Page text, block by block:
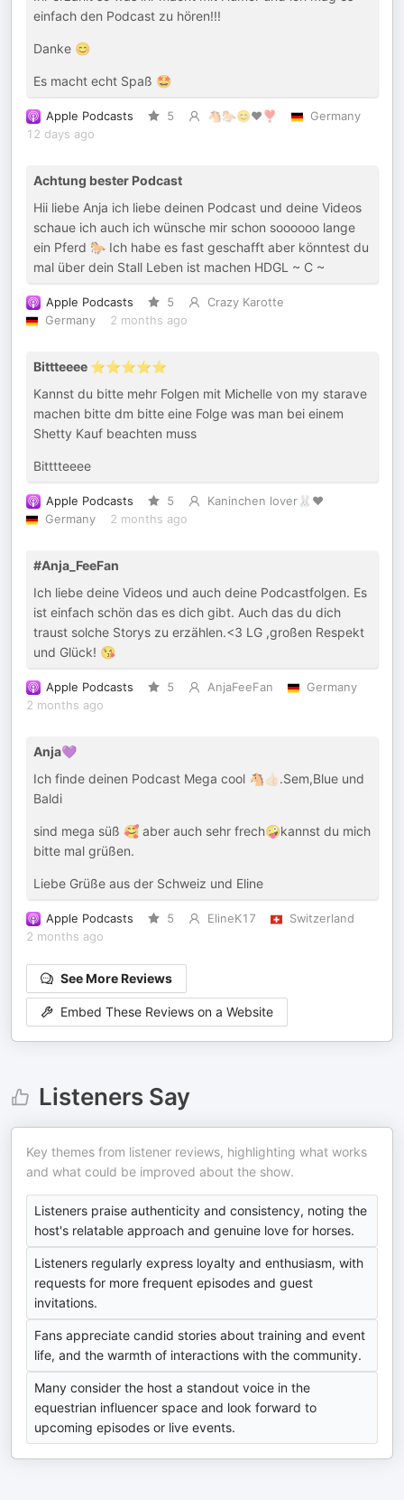
einfach den Podcast zu hören!!!
Danke 😊
Es macht echt Spaß 🤩
Apple Podcasts 5 🐴🐎😊❤️❣️
Germany
12 days ago
Achtung bester Podcast
Hii liebe Anja ich liebe deinen Podcast und deine Videos
schaue ich auch ich wünsche mir schon soooooo lange
ein Pferd 🐎 Ich habe es fast geschafft aber könntest du
mal über dein Stall Leben ist machen HDGL ~ C ~
Apple Podcasts 5
Crazy Karotte
Germany
2 months ago
Bittteeee ⭐️⭐️⭐️⭐️⭐️
Kannst du bitte mehr Folgen mit Michelle von my starave
machen bitte dm bitte eine Folge was man bei einem
Shetty Kauf beachten muss
Bitttteeee
Apple Podcasts 5
Kaninchen lover🐰❤️
Germany
2 months ago
#Anja_FeeFan
Ich liebe deine Videos und auch deine Podcastfolgen. Es
ist einfach schön das es dich gibt. Auch das du dich
traust solche Storys zu erzählen.<3 LG ,großen Respekt
und Glück! 😘
Apple Podcasts 5 AnjaFeeFan
Germany
2 months ago
Anja💜
Ich finde deinen Podcast Mega cool 🐴👍🏻.Sem,Blue und
Baldi
sind mega süß 🥰 aber auch sehr frech🤪kannst du mich
bitte mal grüßen.
Liebe Grüße aus der Schweiz und Eline
Apple Podcasts 5 ElineK17
Switzerland
2 months ago
See More Reviews
Embed These Reviews on a Website
Listeners Say
Key themes from listener reviews, highlighting what works
and what could be improved about the show.
Listeners praise authenticity and consistency, noting the
host's relatable approach and genuine love for horses.
Listeners regularly express loyalty and enthusiasm, with
requests for more frequent episodes and guest
invitations.
Fans appreciate candid stories about training and event
life, and the warmth of interactions with the community.
Many consider the host a standout voice in the
equestrian influencer space and look forward to
upcoming episodes or live events.